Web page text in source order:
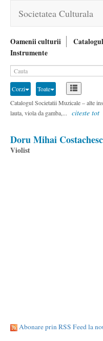
Societatea Culturala
Oamenii culturii
Instrumente
Corzi
Toate
Catalogul Societatii Muzicale – alte
lauta, viola da gamba,...
citeste tot
Doru Mihai
Violist
Abonare prin RSS Feed la